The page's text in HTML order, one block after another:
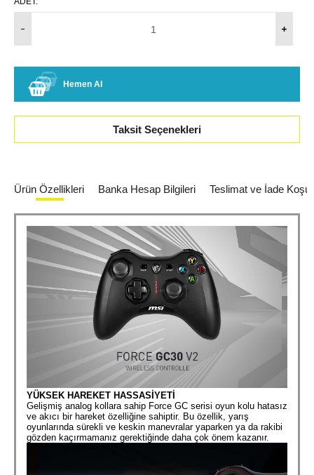
Hemen Al
Taksit Seçenekleri
Ürün Özellikleri Banka Hesap Bilgileri Teslimat ve İade
YÜKSEK HAREKET HASSASİYETİ
Gelişmiş analog kollara sahip Force GC serisi oyun kolu hatasız
ve akıcı bir hareket özelliğine sahiptir. Bu özellik, yarış
oyunlarında sürekli ve keskin manevralar yaparken ya da rakibi
gözden kaçırmamanız gerektiğinde daha çok önem kazanır.